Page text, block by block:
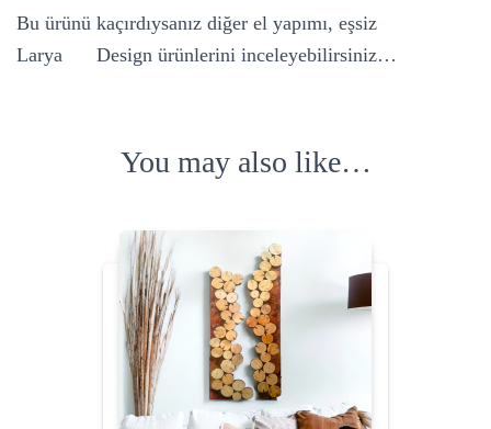
Bu ürünü kaçırdıysanız diğer el yapımı, eşsiz
Larya
Design ürünlerini inceleyebilirsiniz…
You may also like…